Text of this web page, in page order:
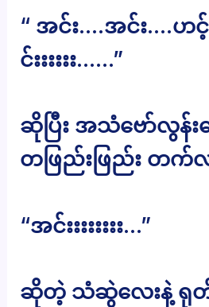
“ အင်း….အင်း….ဟ
င်းးးးးး……”
ဆိုပြီး အသံဗော်လွန်း
တဖြည်းဖြည်း တက်လ
“အင်းးးးးးးး…”
ဆိုတဲ့ သံဆွဲလေးနဲ့ ရု